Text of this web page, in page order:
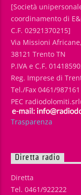
[Società
coordinamento di
C.F. 02921370215]
Via Missioni
38121 Trento TN
P.IVA e C.F.
Reg. Imprese di
Tel./Fax 0461/987161
PEC
Trasparenza
Diretta radio
Diretta
Tel. 0461/922222